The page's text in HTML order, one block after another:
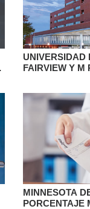
UNIVERSIDAD
FAIRVIEW Y M
MINNESOTA
PORCENTAJE